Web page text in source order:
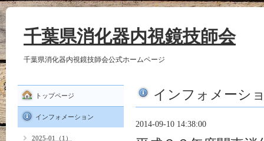
千葉県消化器内視鏡技師会
千葉県消化器内視鏡技師会公式ホームページ
インフォメーシ
2014-09-10 14:38:00
トップページ
インフォメーション
2025-01（1）